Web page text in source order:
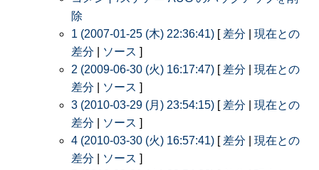
除
1 (2007-01-25 (木) 22:36:41) [ 差分
現在との
差分
ソース ]
2 (2009-06-30 (火) 16:17:47) [ 差分
現在との
差分
ソース ]
3 (2010-03-29 (月) 23:54:15) [ 差分
現在との
差分
ソース ]
4 (2010-03-30 (火) 16:57:41) [ 差分
現在との
差分
ソース ]